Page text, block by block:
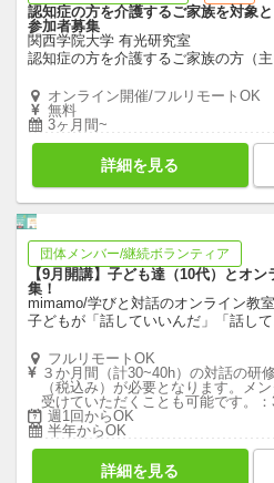
認知症の方を介護するご家族を対象
参加者募集
関西学院大学 有光研究室
認知症の方を介護するご家族の方（主
オンライン開催/フルリモートOK
無料
3ヶ月間~
詳細を見る
団体メンバー/継続ボランティア
【9月開講】子ども達（10代）とオ
集！
mimamo/学びと対話のオンライン教室
子どもが「話していいんだ」「話して
フルリモートOK
３か月間（計30~40h）の対話の研
（税込み）が必要となります。メ
受けていただくことも可能です。：
週1回からOK
半年からOK
詳細を見る